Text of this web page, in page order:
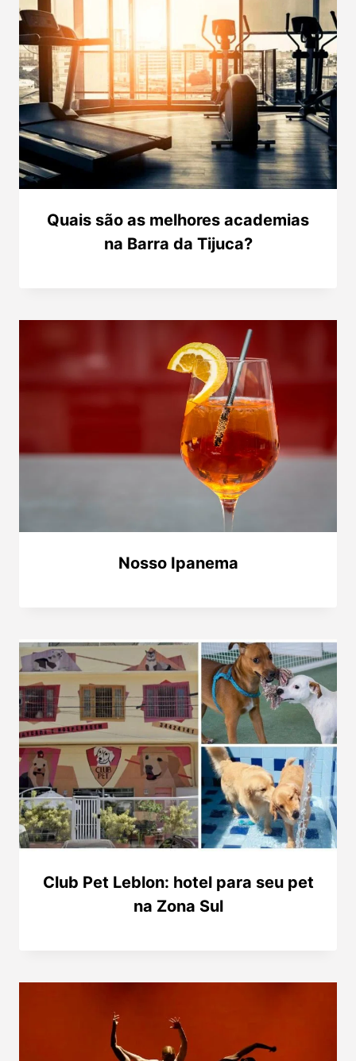
Quais são as melhores academias
na Barra da Tijuca?
Nosso Ipanema
Club Pet Leblon: hotel para seu pet
na Zona Sul